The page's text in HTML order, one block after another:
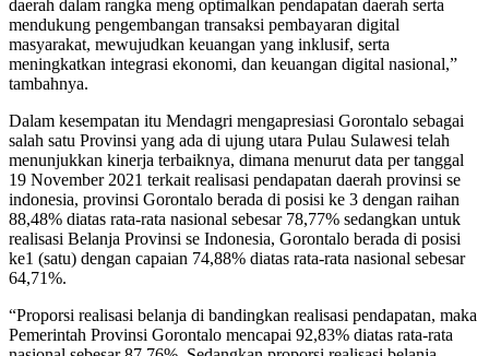
daerah dalam rangka meng optimalkan pendapatan daerah serta
mendukung pengembangan transaksi pembayaran digital
masyarakat, mewujudkan keuangan yang inklusif, serta
meningkatkan integrasi ekonomi, dan keuangan digital nasional,”
tambahnya.
Dalam kesempatan itu Mendagri mengapresiasi Gorontalo sebagai
salah satu Provinsi yang ada di ujung utara Pulau Sulawesi telah
menunjukkan kinerja terbaiknya, dimana menurut data per tanggal
19 November 2021 terkait realisasi pendapatan daerah provinsi se
indonesia, provinsi Gorontalo berada di posisi ke 3 dengan raihan
88,48% diatas rata-rata nasional sebesar 78,77% sedangkan untuk
realisasi Belanja Provinsi se Indonesia, Gorontalo berada di posisi
ke1 (satu) dengan capaian 74,88% diatas rata-rata nasional sebesar
64,71%.
“Proporsi realisasi belanja di bandingkan realisasi pendapatan, maka
Pemerintah Provinsi Gorontalo mencapai 92,83% diatas rata-rata